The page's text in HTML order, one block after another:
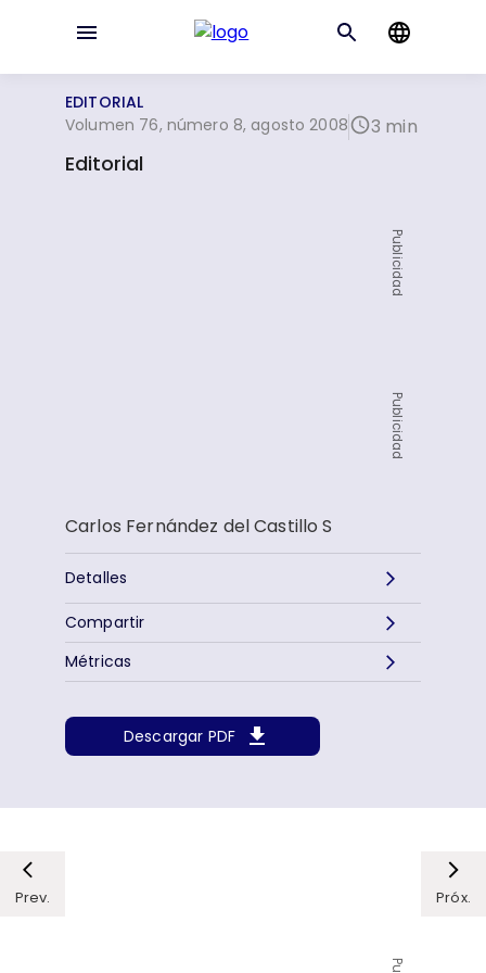
EDITORIAL
Volumen 76, número 8, agosto 2008
3 min
Editorial
Publicidad
Publicidad
Carlos Fernández del Castillo S
Detalles
Descargar PDF
Métricas
Compartir
Prev. Próx.